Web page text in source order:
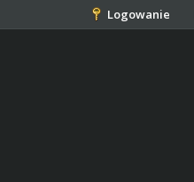
Logowanie